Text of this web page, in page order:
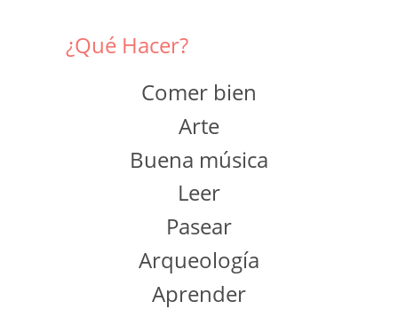
¿Qué Hacer?
Comer bien
Arte
Buena música
Leer
Pasear
Arqueología
Aprender